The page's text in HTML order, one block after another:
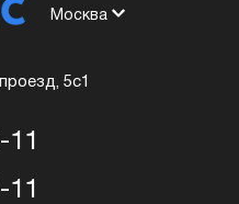
Москва
5с1